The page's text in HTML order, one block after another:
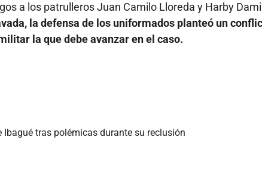
a los patrulleros Juan Camilo Lloreda y Harby
la defensa de los uniformados planteó un
la que debe avanzar en el caso.
Ibagué tras polémicas durante su reclusión